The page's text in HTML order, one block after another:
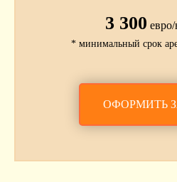
3 300
* минимальный срок
ОФОРМИТЬ